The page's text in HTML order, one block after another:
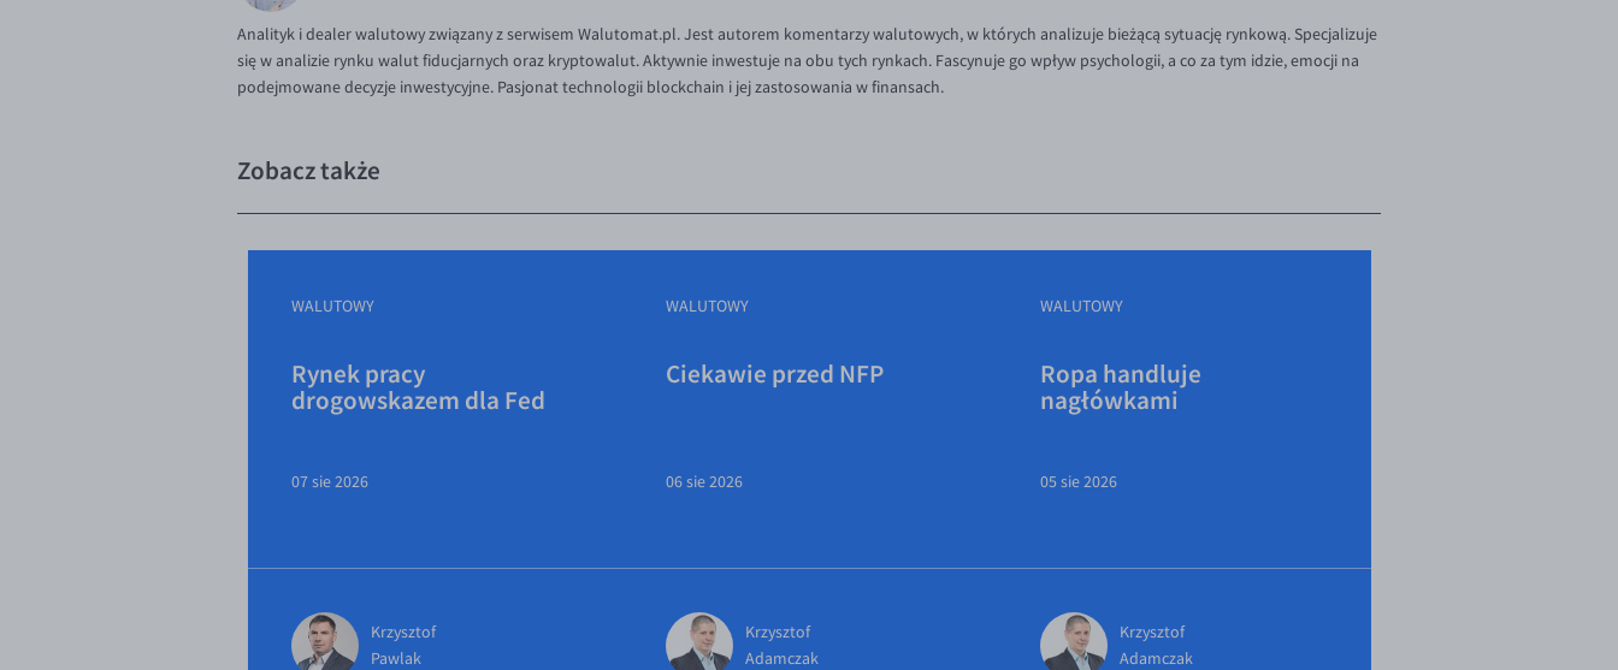
Analityk i dealer walutowy związany z serwisem Walutomat.pl. Jest autorem komentarzy walutowych, w których analizuje bieżącą sytuację rynkową. Specjalizuje
się w analizie rynku walut fiducjarnych oraz kryptowalut. Aktywnie inwestuje na obu tych rynkach. Fascynuje go wpływ psychologii, a co za tym idzie, emocji na
podejmowane decyzje inwestycyjne. Pasjonat technologii blockchain i jej zastosowania w finansach.
Zobacz także
WALUTOWY
Rynek pracy
drogowskazem dla Fed
07 sie 2026
Krzysztof
Pawlak
WALUTOWY
Ciekawie przed NFP
06 sie 2026
Krzysztof
Adamczak
WALUTOWY
Ropa handluje
nagłówkami
05 sie 2026
Krzysztof
Adamczak